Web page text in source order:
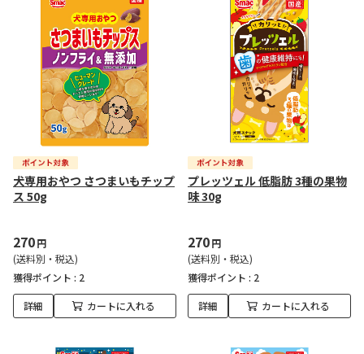
犬専用おやつ さつまいもチップ
ス 50g
270円
(送料別・税込)
獲得ポイント : 2
詳細 カートに入れる
プレッツェル 低脂肪 3種の果物
味 30g
270円
(送料別・税込)
獲得ポイント : 2
詳細 カートに入れる